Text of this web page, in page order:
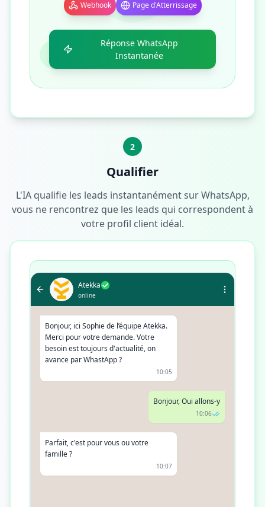
Webhook Page d'Atterrissage
Réponse WhatsApp
Instantanée
2
Qualifier
L'IA qualifie les leads instantanément sur WhatsApp,
vous ne rencontrez que les leads qui correspondent à
votre profil client idéal.
Atekka
online
Bonjour, ici Sophie de l’équipe Atekka.
Merci pour votre demande. Votre
besoin est toujours d'actualité, on
avance par WhastApp ?
10:05
Bonjour, Oui allons-y
10:06
Parfait, c'est pour vous ou votre
famille ?
10:07